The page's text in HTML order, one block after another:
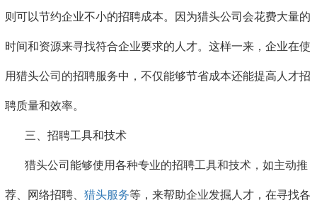
则可以节约企业不小的招聘成本。因为猎头公司会花费大量的
时间和资源来寻找符合企业要求的人才。这样一来，企业在使
用猎头公司的招聘服务中，不仅能够节省成本还能提高人才招
聘质量和效率。
三、招聘工具和技术
猎头公司能够使用各种专业的招聘工具和技术，如主动推
荐、网络招聘、 猎头服务等，来帮助企业发掘人才，在寻找各